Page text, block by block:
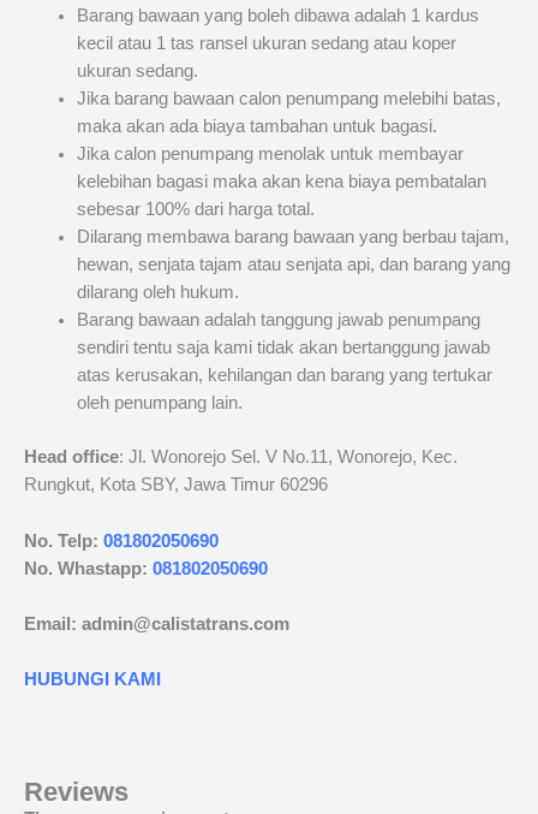
Barang bawaan yang boleh dibawa adalah 1 kardus
kecil atau 1 tas ransel ukuran sedang atau koper
ukuran sedang.
Jika barang bawaan calon penumpang melebihi batas,
maka akan ada biaya tambahan untuk bagasi.
Jika calon penumpang menolak untuk membayar
kelebihan bagasi maka akan kena biaya pembatalan
sebesar 100% dari harga total.
Dilarang membawa barang bawaan yang berbau tajam,
hewan, senjata tajam atau senjata api, dan barang yang
dilarang oleh hukum.
Barang bawaan adalah tanggung jawab penumpang
sendiri tentu saja kami tidak akan bertanggung jawab
atas kerusakan, kehilangan dan barang yang tertukar
oleh penumpang lain.
Head office: Jl. Wonorejo Sel. V No.11, Wonorejo, Kec.
Rungkut, Kota SBY, Jawa Timur 60296
No. Telp: 081802050690
No. Whastapp: 081802050690
Email: admin@calistatrans.com
HUBUNGI KAMI
Reviews